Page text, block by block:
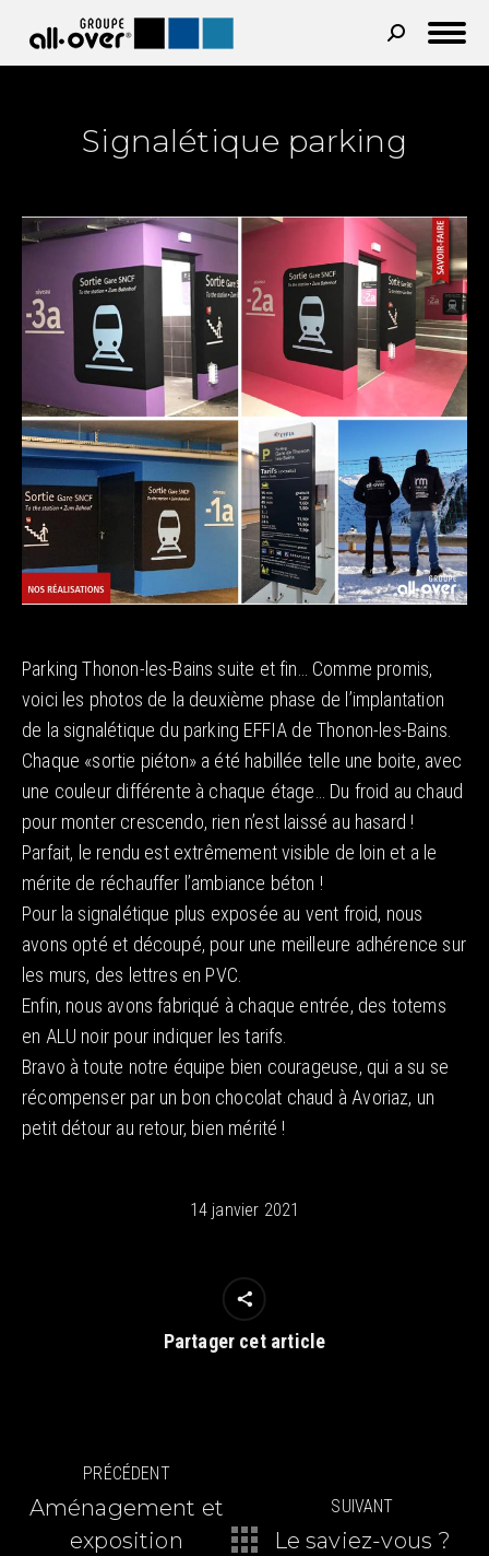
Recherche
:
Signalétique parking
Parking Thonon-les-Bains suite et fin… Comme promis,
voici les photos de la deuxième phase de l’implantation
de la signalétique du parking EFFIA de Thonon-les-Bains.
Chaque «sortie piéton» a été habillée telle une boite, avec
une couleur différente à chaque étage… Du froid au chaud
pour monter crescendo, rien n’est laissé au hasard !
Parfait, le rendu est extrêmement visible de loin et a le
mérite de réchauffer l’ambiance béton !
Pour la signalétique plus exposée au vent froid, nous
avons opté et découpé, pour une meilleure adhérence sur
les murs, des lettres en PVC.
Enfin, nous avons fabriqué à chaque entrée, des totems
en ALU noir pour indiquer les tarifs.
Bravo à toute notre équipe bien courageuse, qui a su se
récompenser par un bon chocolat chaud à Avoriaz, un
petit détour au retour, bien mérité !
14 janvier 2021
Partager cet article
Navigation
article
PRÉCÉDENT
Article
Aménagement et
exposition
SUIVANT
Article
Le saviez-vous ?